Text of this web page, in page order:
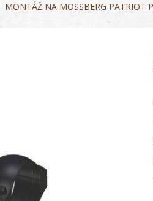
MONTÁŽ NA MOSSBERG PATRIOT